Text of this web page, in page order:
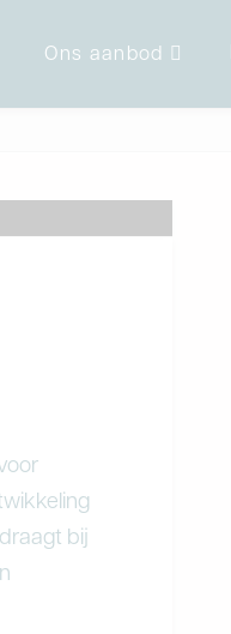
Ons aanbod
bij